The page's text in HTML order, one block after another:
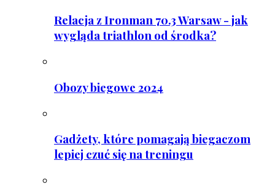
Relacja z Ironman 70.3 Warsaw - jak
wygląda triathlon od środka?
Obozy biegowe 2024
Gadżety, które pomagają biegaczom
lepiej czuć się na treningu